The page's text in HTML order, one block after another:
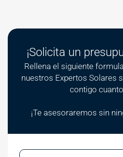
¡Solicita un
Rellena el siguiente
nuestros Expertos Solares
contigo
¡Te asesoraremos sin